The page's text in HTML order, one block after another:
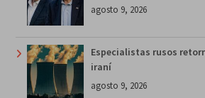
agosto 9, 2026
Especialistas rusos
iraní
agosto 9, 2026